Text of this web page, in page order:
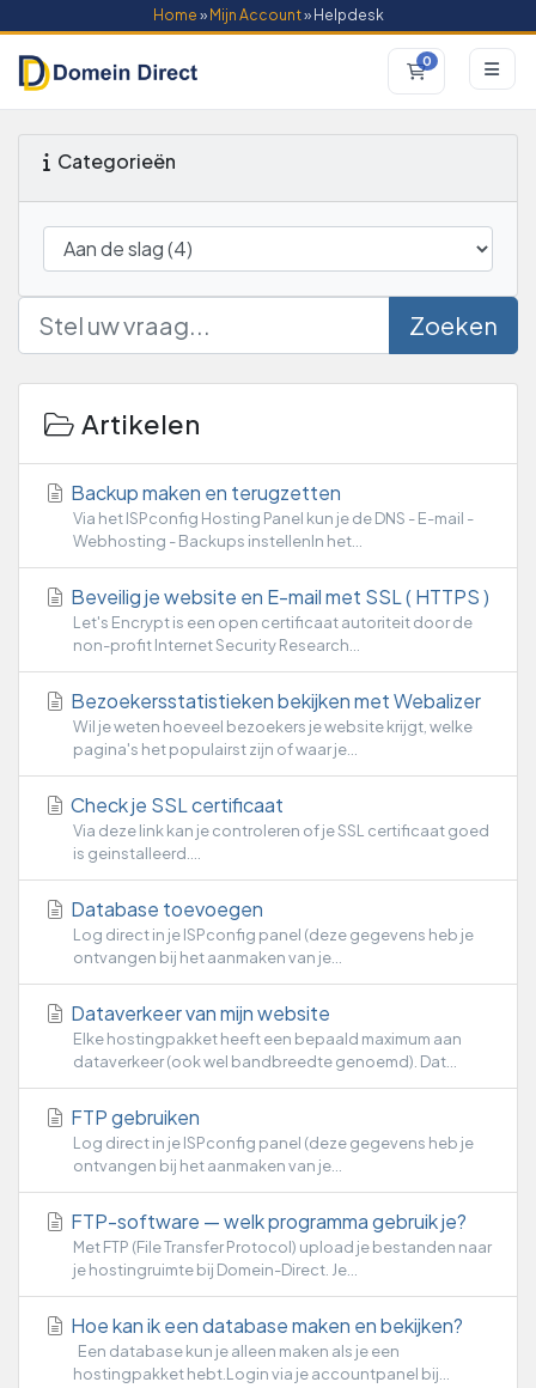
Home » Mijn Account» Helpdesk
0Winkelwagen
Categorieën
Zoeken
Artikelen
Backup maken en terugzetten
Via het ISPconfig Hosting Panel kun je de DNS - E-mail -
Webhosting - Backups instellenIn het...
Beveilig je website en E-mail met SSL ( HTTPS )
Let's Encrypt is een open certificaat autoriteit door de
non-profit Internet Security Research...
Bezoekersstatistieken bekijken met Webalizer
Wil je weten hoeveel bezoekers je website krijgt, welke
pagina's het populairst zijn of waar je...
Check je SSL certificaat
Via deze link kan je controleren of je SSL certificaat goed
is geinstalleerd....
Database toevoegen
Log direct in je ISPconfig panel (deze gegevens heb je
ontvangen bij het aanmaken van je...
Dataverkeer van mijn website
Elke hostingpakket heeft een bepaald maximum aan
dataverkeer (ook wel bandbreedte genoemd). Dat...
FTP gebruiken
Log direct in je ISPconfig panel (deze gegevens heb je
ontvangen bij het aanmaken van je...
FTP-software — welk programma gebruik je?
Met FTP (File Transfer Protocol) upload je bestanden naar
je hostingruimte bij Domein-Direct. Je...
Hoe kan ik een database maken en bekijken?
Een database kun je alleen maken als je een
hostingpakket hebt.Login via je accountpanel bij...